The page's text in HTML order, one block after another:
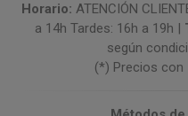
Horario: ATENCIÓN
a 14h Tardes: 16h a 19h |
según
(*) Precios con